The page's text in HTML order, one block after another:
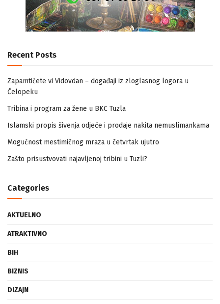
Recent Posts
Zapamtićete vi Vidovdan – događaji iz zloglasnog logora u
Čelopeku
Tribina i program za žene u BKC Tuzla
Islamski propis šivenja odjeće i prodaje nakita nemuslimankama
Mogućnost mestimičnog mraza u četvrtak ujutro
Zašto prisustvovati najavljenoj tribini u Tuzli?
Categories
AKTUELNO
ATRAKTIVNO
BIH
BIZNIS
DIZAJN